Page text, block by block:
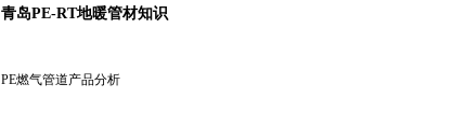
青岛PE-RT地暖管材知识
PE燃气管道产品分析